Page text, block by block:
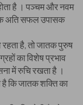
है । पञ्चम और नवम
अति सफल उपासक
रहता है, तो जातक पुरुष
का विशेष प्रभाव
में रुचि रखता है ।
है कि जातक शक्ति का